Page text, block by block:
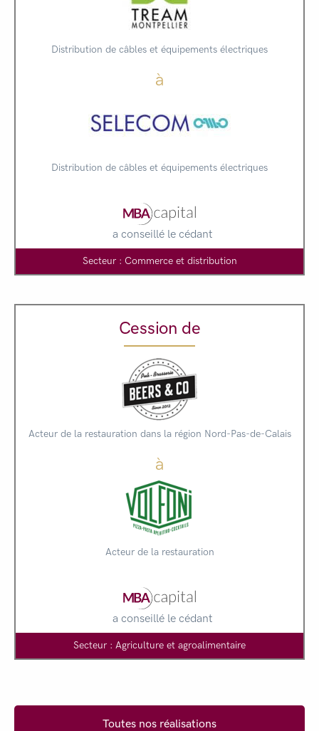
Distribution de câbles et équipements électriques
à
Distribution de câbles et équipements électriques
a conseillé le cédant
Secteur : Commerce et distribution
Cession de
Acteur de la restauration dans la région Nord-Pas-de-Calais
à
Acteur de la restauration
a conseillé le cédant
Secteur : Agriculture et agroalimentaire
Toutes nos réalisations